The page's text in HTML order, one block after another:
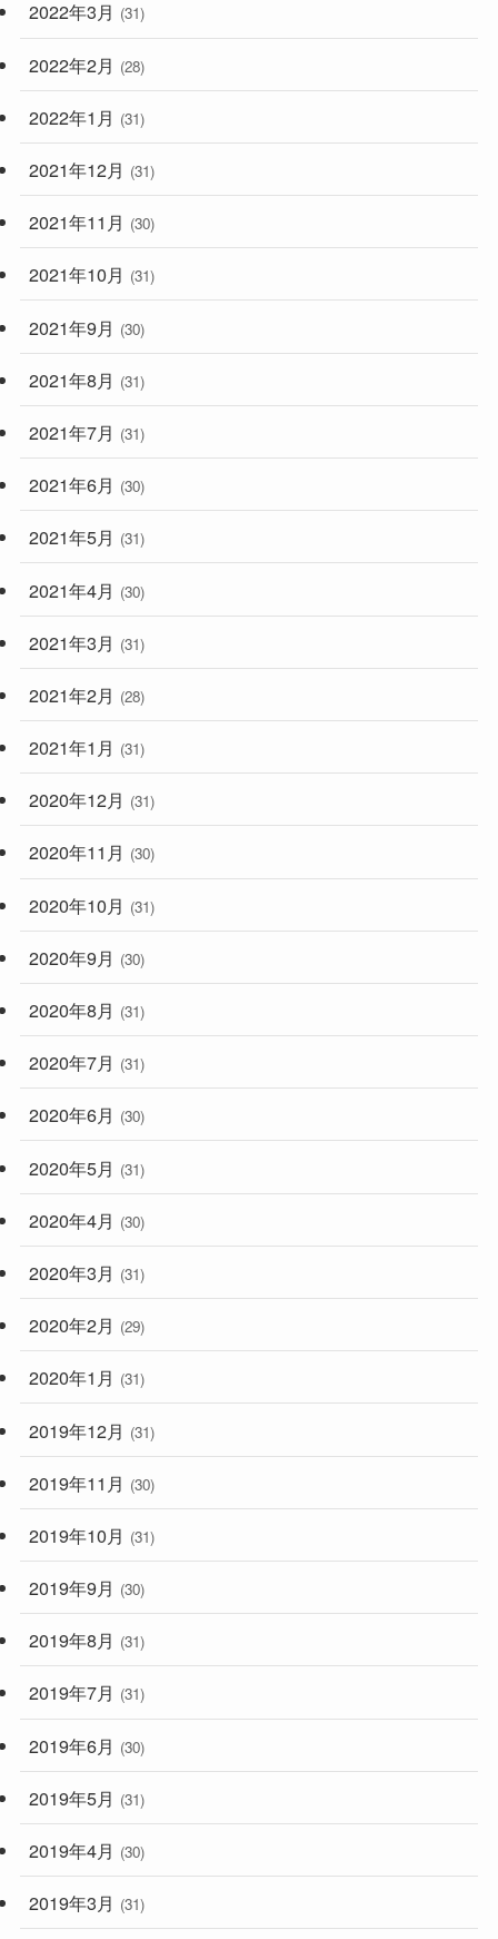
2022年3月 (31)
2022年2月 (28)
2022年1月 (31)
2021年12月 (31)
2021年11月 (30)
2021年10月 (31)
2021年9月 (30)
2021年8月 (31)
2021年7月 (31)
2021年6月 (30)
2021年5月 (31)
2021年4月 (30)
2021年3月 (31)
2021年2月 (28)
2021年1月 (31)
2020年12月 (31)
2020年11月 (30)
2020年10月 (31)
2020年9月 (30)
2020年8月 (31)
2020年7月 (31)
2020年6月 (30)
2020年5月 (31)
2020年4月 (30)
2020年3月 (31)
2020年2月 (29)
2020年1月 (31)
2019年12月 (31)
2019年11月 (30)
2019年10月 (31)
2019年9月 (30)
2019年8月 (31)
2019年7月 (31)
2019年6月 (30)
2019年5月 (31)
2019年4月 (30)
2019年3月 (31)